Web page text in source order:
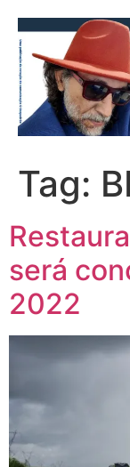
Tag:
será
2022